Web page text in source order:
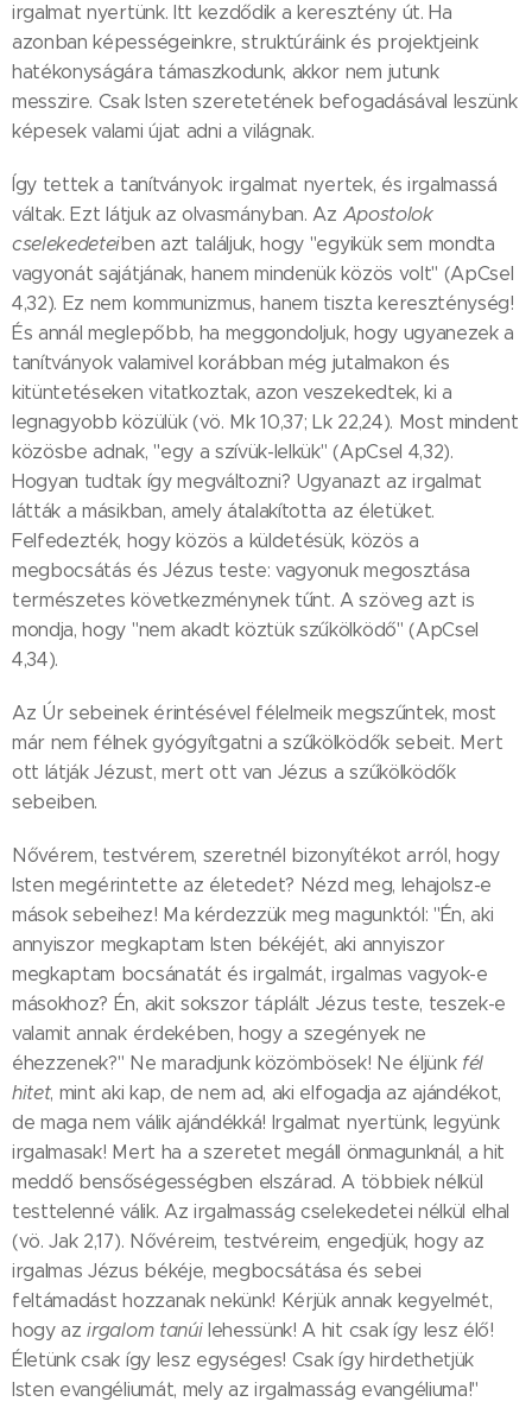
irgalmat nyertünk. Itt kezdődik a keresztény út. Ha
azonban képességeinkre, struktúráink és projektjeink
hatékonyságára támaszkodunk, akkor nem jutunk
messzire. Csak Isten szeretetének befogadásával leszünk
képesek valami újat adni a világnak.
Így tettek a tanítványok: irgalmat nyertek, és irgalmassá
váltak. Ezt látjuk az olvasmányban. Az Apostolok
cselekedeteiben azt találjuk, hogy "egyikük sem mondta
vagyonát sajátjának, hanem mindenük közös volt" (ApCsel
4,32). Ez nem kommunizmus, hanem tiszta kereszténység!
És annál meglepőbb, ha meggondoljuk, hogy ugyanezek a
tanítványok valamivel korábban még jutalmakon és
kitüntetéseken vitatkoztak, azon veszekedtek, ki a
legnagyobb közülük (vö. Mk 10,37; Lk 22,24). Most mindent
közösbe adnak, "egy a szívük-lelkük" (ApCsel 4,32).
Hogyan tudtak így megváltozni? Ugyanazt az irgalmat
látták a másikban, amely átalakította az életüket.
Felfedezték, hogy közös a küldetésük, közös a
megbocsátás és Jézus teste: vagyonuk megosztása
természetes következménynek tűnt. A szöveg azt is
mondja, hogy "nem akadt köztük szűkölködő" (ApCsel
4,34).
Az Úr sebeinek érintésével félelmeik megszűntek, most
már nem félnek gyógyítgatni a szűkölködők sebeit. Mert
ott látják Jézust, mert ott van Jézus a szűkölködők
sebeiben.
Nővérem, testvérem, szeretnél bizonyítékot arról, hogy
Isten megérintette az életedet? Nézd meg, lehajolsz-e
mások sebeihez! Ma kérdezzük meg magunktól: "Én, aki
annyiszor megkaptam Isten békéjét, aki annyiszor
megkaptam bocsánatát és irgalmát, irgalmas vagyok-e
másokhoz? Én, akit sokszor táplált Jézus teste, teszek-e
valamit annak érdekében, hogy a szegények ne
éhezzenek?" Ne maradjunk közömbösek! Ne éljünk fél
hitet, mint aki kap, de nem ad, aki elfogadja az ajándékot,
de maga nem válik ajándékká! Irgalmat nyertünk, legyünk
irgalmasak! Mert ha a szeretet megáll önmagunknál, a hit
meddő bensőségességben elszárad. A többiek nélkül
testtelenné válik. Az irgalmasság cselekedetei nélkül elhal
(vö. Jak 2,17). Nővéreim, testvéreim, engedjük, hogy az
irgalmas Jézus békéje, megbocsátása és sebei
feltámadást hozzanak nekünk! Kérjük annak kegyelmét,
hogy azirgalom tanúilehessünk! A hit csak így lesz élő!
Életünk csak így lesz egységes! Csak így hirdethetjük
Isten evangéliumát, mely az irgalmasság evangéliuma!"